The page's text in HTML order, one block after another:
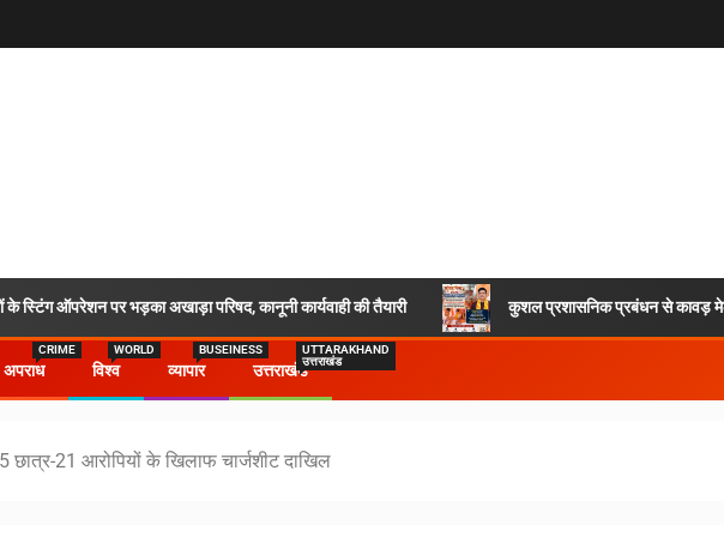
के स्टिंग ऑपरेशन पर भड़का अखाड़ा परिषद, कानूनी कार्यवाही की तैयारी कुशल प्रशासनिक प्रबंधन से कावड़
अपराध
CRIME
विश्व
WORLD
व्यापार
BUSEINESS
उत्तराखंड
UTTARAKHAND
उत्तराखंड
छात्र-21 आरोपियों के खिलाफ चार्जशीट दाखिल